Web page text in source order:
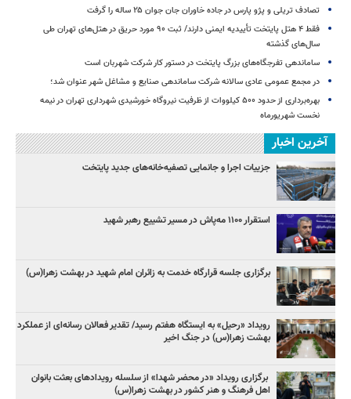
تصادف تریلی و پژو پارس در جاده خاوران جان جوان ۲۵ ساله را گرفت
فقط ۴ هتل پایتخت تأییدیه ایمنی دارند/ ثبت ۹۰ مورد حریق در هتل‌های تهران طی
سال‌های گذشته
ساماندهی تفرجگاه‌های بزرگ پایتخت در دستور کار شرکت شهربان است
در مجمع عمومی عادی سالانه شرکت ساماندهی صنایع و مشاغل شهر عنوان شد؛
بهره‌برداری از حدود ۵۰۰ کیلووات از ظرفیت نیروگاه خورشیدی شهرداری تهران در نیمه
نخست شهریورماه
آخرین اخبار
جزییات اجرا و جانمایی تصفیه‌خانه‌های جدید پایتخت
استقرار ۱۱۰۰ مه‌پاش در مسیر تشییع رهبر شهید
برگزاری جلسه قرارگاه خدمت به زائران امام شهید در بهشت زهرا(س)
رویداد «رحیل» به ایستگاه هفتم رسید/ تقدیر فعالان رسانه‌ای از عملکرد
بهشت زهرا(س) در جنگ اخیر
برگزاری رویداد «در محضر شهدا» از سلسله رویدادهای بعثت بانوان
اهل فرهنگ و هنر کشور در بهشت زهرا(س)